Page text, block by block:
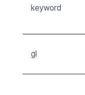
keyword
gl